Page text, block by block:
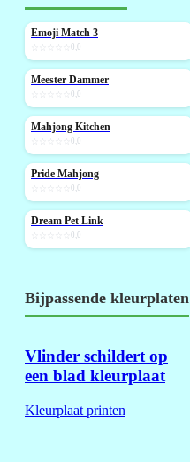
NIEUW
Emoji Match 3
0,0
Meester Dammer
0,0
NIEUW
Mahjong Kitchen
0,0
NIEUW
Pride Mahjong
0,0
NIEUW
Dream Pet Link
0,0
Bijpassende kleurplaten
Vlinder schildert op
een blad kleurplaat
Kleurplaat printen